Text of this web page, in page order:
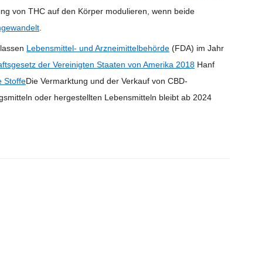
von THC auf den Körper modulieren, wenn beide
Lebensmittel- und Arzneimittelbehörde (FDA) im Jahr
der Vereinigten Staaten von Amerika 2018 Hanf
StoffeDie Vermarktung und der Verkauf von CBD-
oder hergestellten Lebensmitteln bleibt ab 2024